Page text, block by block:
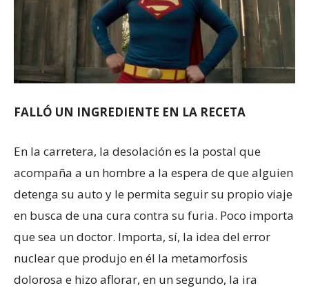
FALLÓ UN INGREDIENTE EN LA RECETA
En la carretera, la desolación es la postal que
acompaña a un hombre a la espera de que alguien
detenga su auto y le permita seguir su propio viaje
en busca de una cura contra su furia. Poco importa
que sea un doctor. Importa, sí, la idea del error
nuclear que produjo en él la metamorfosis
dolorosa e hizo aflorar, en un segundo, la ira